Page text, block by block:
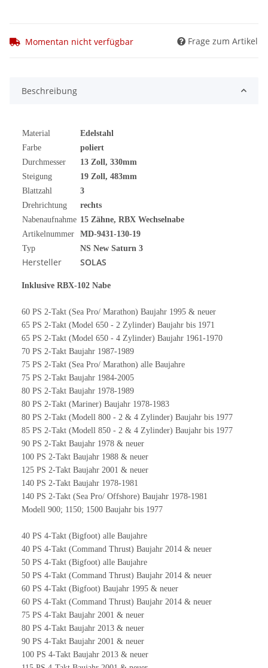
Momentan nicht verfügbar Frage zum Artikel
Beschreibung
Material
Edelstahl
Farbe
poliert
Durchmesser
13 Zoll , 330mm
Steigung
19 Zoll, 483mm
Blattzahl
3
Drehrichtung
rechts
Nabenaufnahme 15 Zähne, RBX Wechselnabe
Artikelnummer
MD-9431-130-19
Typ
NS New Saturn 3
Hersteller SOLAS
Inklusive RBX-102 Nabe
60 PS 2-Takt (Sea Pro/ Marathon) Baujahr 1995 & neuer
65 PS 2-Takt (Model 650 - 2 Zylinder) Baujahr bis 1971
65 PS 2-Takt (Model 650 - 4 Zylinder) Baujahr 1961-1970
70 PS 2-Takt Baujahr 1987-1989
75 PS 2-Takt (Sea Pro/ Marathon) alle Baujahre
75 PS 2-Takt Baujahr 1984-2005
80 PS 2-Takt Baujahr 1978-1989
80 PS 2-Takt (Mariner) Baujahr 1978-1983
80 PS 2-Takt (Modell 800 - 2 & 4 Zylinder) Baujahr bis 1977
85 PS 2-Takt (Modell 850 - 2 & 4 Zylinder) Baujahr bis 1977
90 PS 2-Takt Baujahr 1978 & neuer
100 PS 2-Takt Baujahr 1988 & neuer
125 PS 2-Takt Baujahr 2001 & neuer
140 PS 2-Takt Baujahr 1978-1981
140 PS 2-Takt (Sea Pro/ Offshore) Baujahr 1978-1981
Modell 900; 1150; 1500 Baujahr bis 1977
40 PS 4-Takt (Bigfoot) alle Baujahre
40 PS 4-Takt (Command Thrust) Baujahr 2014 & neuer
50 PS 4-Takt (Bigfoot) alle Baujahre
50 PS 4-Takt (Command Thrust) Baujahr 2014 & neuer
60 PS 4-Takt (Bigfoot) Baujahr 1995 & neuer
60 PS 4-Takt (Command Thrust) Baujahr 2014 & neuer
75 PS 4-Takt Baujahr 2001 & neuer
80 PS 4-Takt Baujahr 2013 & neuer
90 PS 4-Takt Baujahr 2001 & neuer
100 PS 4-Takt Baujahr 2013 & neuer